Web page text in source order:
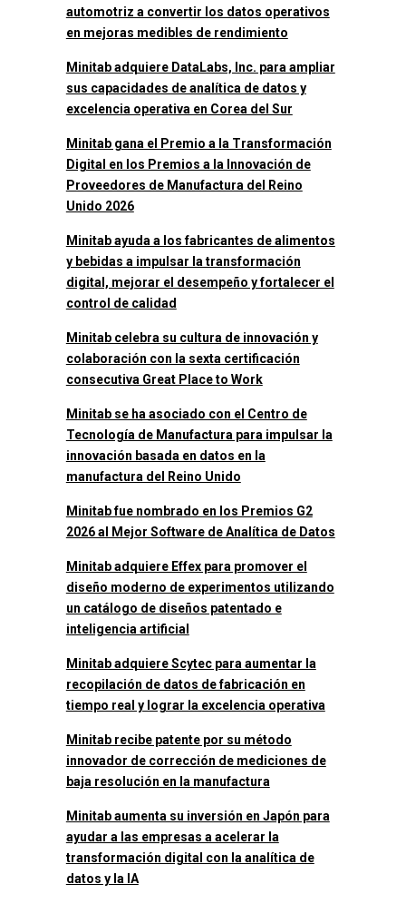
automotriz a convertir los datos operativos
en mejoras medibles de rendimiento
Minitab adquiere DataLabs, Inc. para ampliar
sus capacidades de analítica de datos y
excelencia operativa en Corea del Sur
Minitab gana el Premio a la Transformación
Digital en los Premios a la Innovación de
Proveedores de Manufactura del Reino
Unido 2026
Minitab ayuda a los fabricantes de alimentos
y bebidas a impulsar la transformación
digital, mejorar el desempeño y fortalecer el
control de calidad
Minitab celebra su cultura de innovación y
colaboración con la sexta certificación
consecutiva Great Place to Work
Minitab se ha asociado con el Centro de
Tecnología de Manufactura para impulsar la
innovación basada en datos en la
manufactura del Reino Unido
Minitab fue nombrado en los Premios G2
2026 al Mejor Software de Analítica de Datos
Minitab adquiere Effex para promover el
diseño moderno de experimentos utilizando
un catálogo de diseños patentado e
inteligencia artificial
Minitab adquiere Scytec para aumentar la
recopilación de datos de fabricación en
tiempo real y lograr la excelencia operativa
Minitab recibe patente por su método
innovador de corrección de mediciones de
baja resolución en la manufactura
Minitab aumenta su inversión en Japón para
ayudar a las empresas a acelerar la
transformación digital con la analítica de
datos y la IA